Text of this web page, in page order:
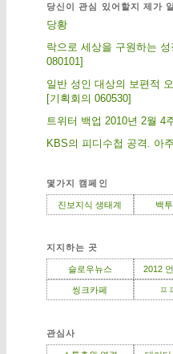
당신이 관심 있어할지 제가
당황
락으로 세상을 구원하는
080101]
일반 성인 대상의 보편적
[기획회의 060530]
트위터 백업 2010년 2월 4
KBS의 피디수첩 공격. 아
몇가지 캠페인
진보지식 생태계 백
지지하는 곳
슬로우뉴스 2012
씽크카페 ㅍ
관심사